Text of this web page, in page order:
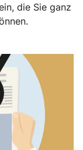
die Sie ganz